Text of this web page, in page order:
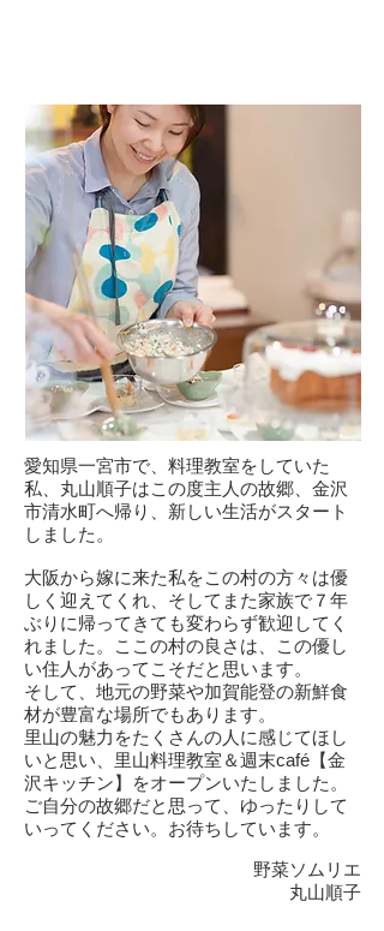
愛知県一宮市で、料理教室をしていた
私、丸山順子はこの度主人の故郷、金沢
市清水町へ帰り、新しい生活がスタート
しました。
大阪から嫁に来た私をこの村の方々は優
しく迎えてくれ、そしてまた家族で７年
ぶりに帰ってきても変わらず歓迎してく
れました。ここの村の良さは、この優し
い住人があってこそだと思います。
そして、地元の野菜や加賀能登の新鮮食
材が豊富な場所でもあります。
里山の魅力をたくさんの人に感じてほし
いと思い、里山料理教室＆週末café【金
沢キッチン】をオープンいたしました。
ご自分の故郷だと思って、ゆったりして
いってください。お待ちしています。
野菜ソムリエ
丸山順子